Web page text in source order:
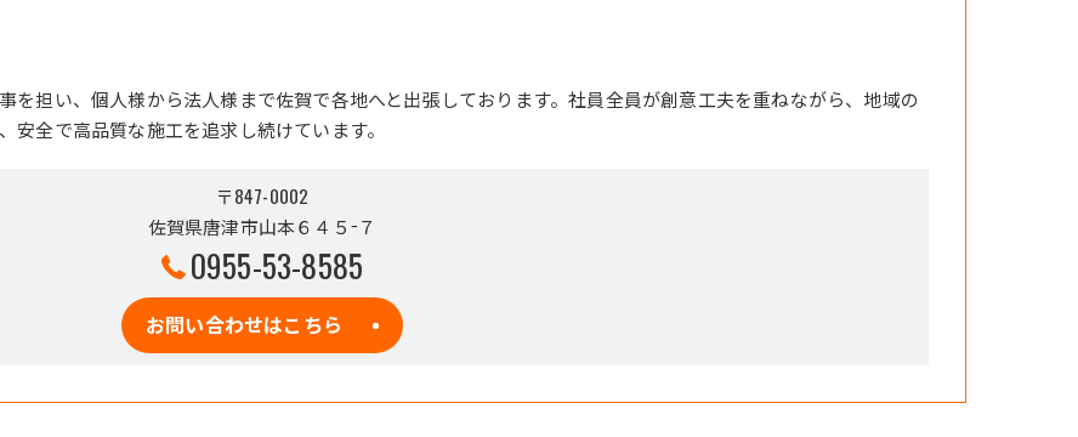
を担い、個人様から法人様まで佐賀で各地へと出張しております。社員全員が創意工夫を重ねながら、地域の
安全で高品質な施工を追求し続けています。
〒847-0002
佐賀県唐津市山本６４５−７
0955-53-8585
お問い合わせはこちら